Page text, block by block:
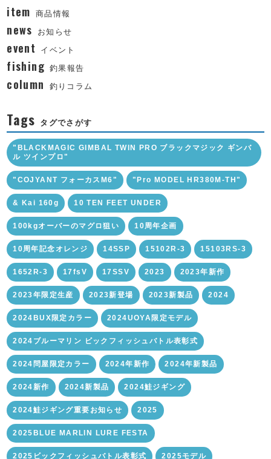
item 商品情報
news お知らせ
event イベント
fishing 釣果報告
column 釣りコラム
Tags タグでさがす
"BLACKMAGIC GIMBAL TWIN PRO ブラックマジック ギンバ
ル ツインプロ"
"COJYANT フォーカスM6" "Pro MODEL HR380M-TH"
& Kai 160g 10 TEN FEET UNDER
100kgオーバーのマグロ狙い 10周年企画
10周年記念オレンジ 14SSP 15102R-3 15103RS-3
1652R-3 17fsV 17SSV 2023 2023年新作
2023年限定生産 2023新登場 2023新製品 2024
2024BUX限定カラー 2024UOYA限定モデル
2024ブルーマリン ビックフィッシュバトル表彰式
2024問屋限定カラー 2024年新作 2024年新製品
2024新作 2024新製品 2024鮭ジギング
2024鮭ジギング重要お知らせ 2025
2025BLUE MARLIN LURE FESTA
2025ビックフィッシュバトル表彰式 2025モデル